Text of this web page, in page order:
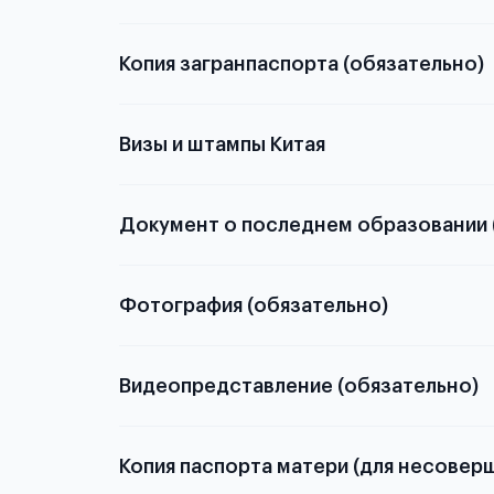
Копия загранпаспорта (обязательно)
Визы и штампы Китая
Документ о последнем образовании
о том, какие документы необходимы для
Фотография (обязательно)
Видеопредставление (обязательно)
Копия паспорта матери (для